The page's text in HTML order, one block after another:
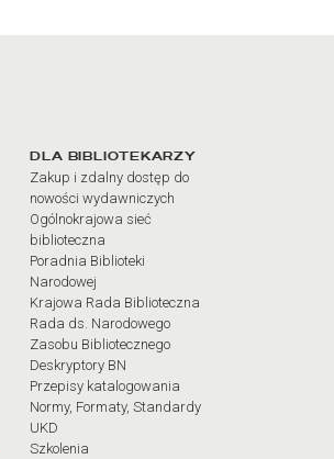
DLA BIBLIOTEKARZY
Zakup i zdalny dostęp do
nowości wydawniczych
Ogólnokrajowa sieć
biblioteczna
Poradnia Biblioteki
Narodowej
Krajowa Rada Biblioteczna
Rada ds. Narodowego
Zasobu Bibliotecznego
Deskryptory BN
Przepisy katalogowania
Normy, Formaty, Standardy
UKD
Szkolenia